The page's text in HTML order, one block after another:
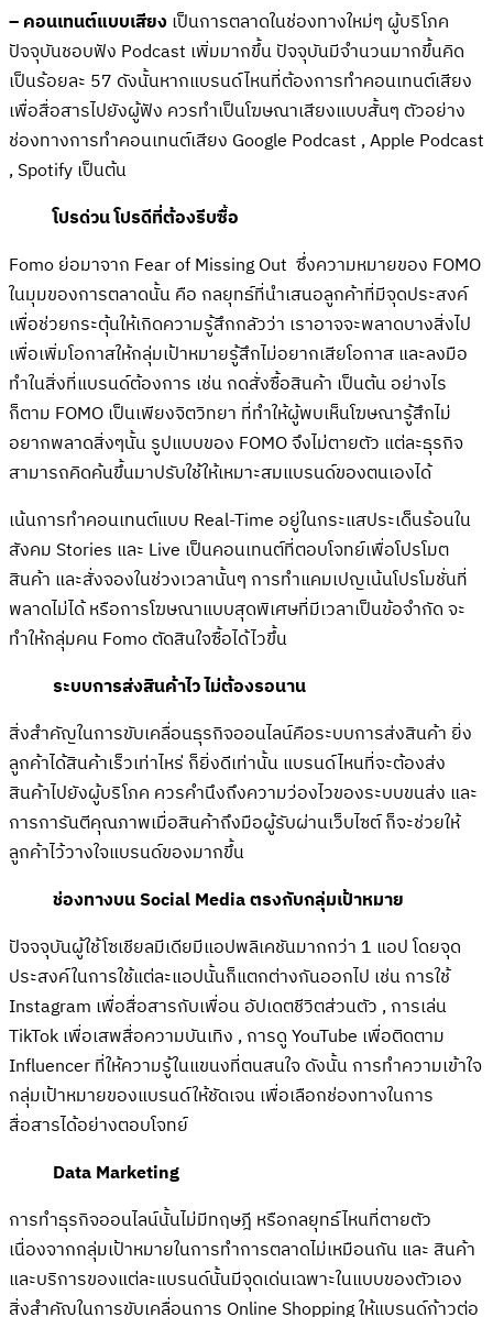
– คอนเทนต์แบบเสียงเป็นการตลาดในช่องทางใหม่ๆ ผู้บริโภค
ปัจจุบันชอบฟัง Podcast เพิ่มมากขึ้น ปัจจุบันมีจำนวนมากขึ้นคิด
เป็นร้อยละ 57 ดังนั้นหากแบรนด์ไหนที่ต้องการทำคอนเทนต์เสียง
เพื่อสื่อสารไปยังผู้ฟัง ควรทำเป็นโฆษณาเสียงแบบสั้นๆ ตัวอย่าง
ช่องทางการทำคอนเทนต์เสียง Google Podcast , Apple Podcast
, Spotify เป็นต้น
โปรด่วน โปรดีที่ต้องรีบซื้อ
Fomo ย่อมาจาก Fear of Missing Out ซึ่งความหมายของ FOMO
ในมุมของการตลาดนั้น คือ กลยุทธ์ที่นำเสนอลูกค้าที่มีจุดประสงค์
เพื่อช่วยกระตุ้นให้เกิดความรู้สึกกลัวว่า เราอาจจะพลาดบางสิ่งไป
เพื่อเพิ่มโอกาสให้กลุ่มเป้าหมายรู้สึกไม่อยากเสียโอกาส และลงมือ
ทำในสิ่งที่แบรนด์ต้องการ เช่น กดสั่งซื้อสินค้า เป็นต้น อย่างไร
ก็ตาม FOMO เป็นเพียงจิตวิทยา ที่ทำให้ผู้พบเห็นโฆษณารู้สึกไม่
อยากพลาดสิ่งๆนั้น รูปแบบของ FOMO จึงไม่ตายตัว แต่ละธุรกิจ
สามารถคิดค้นขึ้นมาปรับใช้ให้เหมาะสมแบรนด์ของตนเองได้
เน้นการทำคอนเทนต์แบบ Real-Time อยู่ในกระแสประเด็นร้อนใน
สังคม Stories และ Live เป็นคอนเทนต์ที่ตอบโจทย์เพื่อโปรโมต
สินค้า และสั่งจองในช่วงเวลานั้นๆ การทำแคมเปญเน้นโปรโมชั่นที่
พลาดไม่ได้ หรือการโฆษณาแบบสุดพิเศษที่มีเวลาเป็นข้อจำกัด จะ
ทำให้กลุ่มคน Fomo ตัดสินใจซื้อได้ไวขึ้น
ระบบการส่งสินค้าไว ไม่ต้องรอนาน
สิ่งสำคัญในการขับเคลื่อนธุรกิจออนไลน์คือระบบการส่งสินค้า ยิ่ง
ลูกค้าได้สินค้าเร็วเท่าไหร่ ก็ยิ่งดีเท่านั้น แบรนด์ไหนที่จะต้องส่ง
สินค้าไปยังผู้บริโภค ควรคำนึงถึงความว่องไวของระบบขนส่ง และ
การการันตีคุณภาพเมื่อสินค้าถึงมือผู้รับผ่านเว็บไซต์ ก็จะช่วยให้
ลูกค้าไว้วางใจแบรนด์ของมากขึ้น
ช่องทางบน Social Media ตรงกับกลุ่มเป้าหมาย
ปัจจจุบันผู้ใช้โซเชียลมีเดียมีแอปพลิเคชันมากกว่า 1 แอป โดยจุด
ประสงค์ในการใช้แต่ละแอปนั้นก็แตกต่างกันออกไป เช่น การใช้
Instagram เพื่อสื่อสารกับเพื่อน อัปเดตชีวิตส่วนตัว , การเล่น
TikTok เพื่อเสพสื่อความบันเทิง , การดู YouTube เพื่อติดตาม
Influencer ที่ให้ความรู้ในแขนงที่ตนสนใจ ดังนั้น การทำความเข้าใจ
กลุ่มเป้าหมายของแบรนด์ให้ชัดเจน เพื่อเลือกช่องทางในการ
สื่อสารได้อย่างตอบโจทย์
Data Marketing
การทำธุรกิจออนไลน์นั้นไม่มีทฤษฎี หรือกลยุทธ์ไหนที่ตายตัว
เนื่องจากกลุ่มเป้าหมายในการทำการตลาดไม่เหมือนกัน และ สินค้า
และบริการของแต่ละแบรนด์นั้นมีจุดเด่นเฉพาะในแบบของตัวเอง
สิ่งสำคัญในการขับเคลื่อนการ Online Shopping ให้แบรนด์ก้าวต่อ